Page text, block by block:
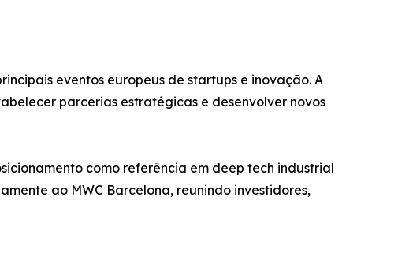
eventos europeus de startups e inovação. A
parcerias estratégicas e desenvolver novos
como referência em deep tech industrial
ao MWC Barcelona, reunindo investidores,